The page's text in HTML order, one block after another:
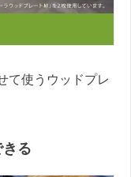
て使うウッドプレ
る